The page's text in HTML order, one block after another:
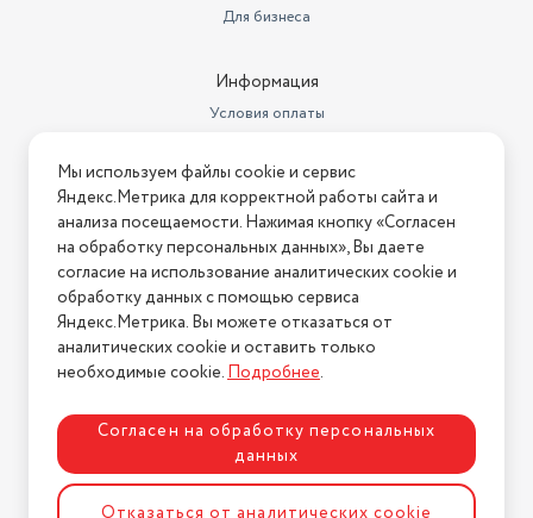
Для бизнеса
Информация
Условия оплаты
Условия возврата
Нашли ошибку на сайте? Напишите нам
2026 © Интернет-магазин "АстМаркет". У нас есть всё!
Политика конфиденциальности
Разработка сайтаASTDESIGN
Мы используем файлы cookie и сервис
Яндекс.Метрика для корректной работы сайта и
анализа посещаемости. Нажимая кнопку «Согласен
на обработку персональных данных», Вы даете
согласие на использование аналитических cookie и
обработку данных с помощью сервиса
Яндекс.Метрика. Вы можете отказаться от
аналитических cookie и оставить только
необходимые cookie.Подробнее.
Согласен на обработку персональных
данных
Отказаться от аналитических cookie